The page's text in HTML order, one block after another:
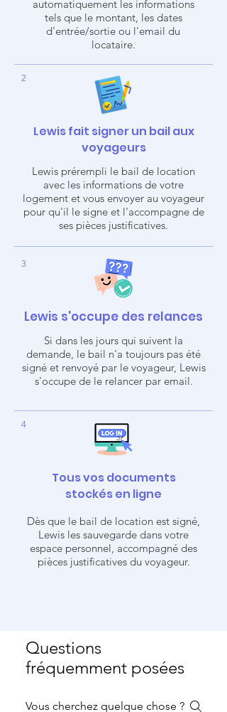
automatiquement les informations
tels que le montant, les dates
d'entrée/sortie ou l'email du
locataire.
2
Lewis fait signer un bail aux
voyageurs
Lewis prérempli le bail de location
avec les informations de votre
logement et vous envoyer au voyageur
pour qu'il le signe et l'accompagne de
ses pièces justificatives.
3
Lewis s'occupe des relances
Si dans les jours qui suivent la
demande, le bail n'a toujours pas été
signé et renvoyé par le voyageur, Lewis
s'occupe de le relancer par email.
4
Tous vos documents
stockés en ligne
Dès que le bail de location est signé,
Lewis les sauvegarde dans votre
espace personnel, accompagné des
pièces justificatives du voyageur.
Questions
fréquemment posées